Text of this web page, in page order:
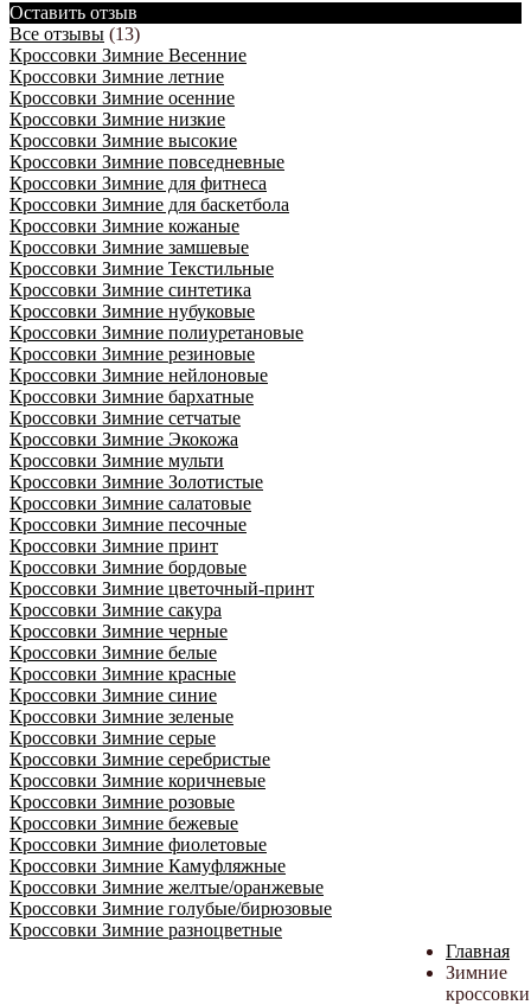
Оставить отзыв
Все отзывы (13)
Кроссовки Зимние Весенние
Кроссовки Зимние летние
Кроссовки Зимние осенние
Кроссовки Зимние низкие
Кроссовки Зимние высокие
Кроссовки Зимние повседневные
Кроссовки Зимние для фитнеса
Кроссовки Зимние для баскетбола
Кроссовки Зимние кожаные
Кроссовки Зимние замшевые
Кроссовки Зимние Текстильные
Кроссовки Зимние синтетика
Кроссовки Зимние нубуковые
Кроссовки Зимние полиуретановые
Кроссовки Зимние резиновые
Кроссовки Зимние нейлоновые
Кроссовки Зимние бархатные
Кроссовки Зимние сетчатые
Кроссовки Зимние Экокожа
Кроссовки Зимние мульти
Кроссовки Зимние Золотистые
Кроссовки Зимние салатовые
Кроссовки Зимние песочные
Кроссовки Зимние принт
Кроссовки Зимние бордовые
Кроссовки Зимние цветочный-принт
Кроссовки Зимние сакура
Кроссовки Зимние черные
Кроссовки Зимние белые
Кроссовки Зимние красные
Кроссовки Зимние синие
Кроссовки Зимние зеленые
Кроссовки Зимние серые
Кроссовки Зимние серебристые
Кроссовки Зимние коричневые
Кроссовки Зимние розовые
Кроссовки Зимние бежевые
Кроссовки Зимние фиолетовые
Кроссовки Зимние Камуфляжные
Кроссовки Зимние желтые/оранжевые
Кроссовки Зимние голубые/бирюзовые
Кроссовки Зимние разноцветные
Главная
Зимние
кроссовки